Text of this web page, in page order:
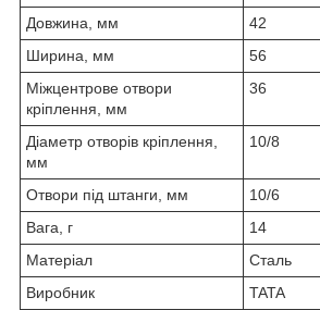
Довжина, мм
42
Ширина, мм
56
Міжцентрове отвори
кріплення, мм
36
Діаметр отворів кріплення,
мм
10/8
Отвори під штанги, мм
10/6
Вага, г
14
Матеріал
Сталь
Виробник
TATA